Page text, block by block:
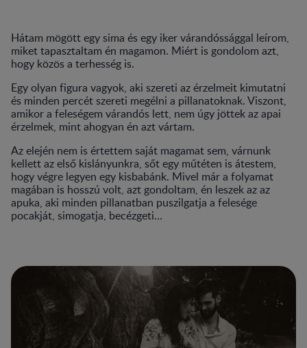
Hátam mögött egy sima és egy iker várandóssággal leírom,
miket tapasztaltam én magamon. Miért is gondolom azt,
hogy közös a terhesség is.
Egy olyan figura vagyok, aki szereti az érzelmeit kimutatni
és minden percét szereti megélni a pillanatoknak. Viszont,
amikor a feleségem várandós lett, nem úgy jöttek az apai
érzelmek, mint ahogyan én azt vártam.
Az elején nem is értettem saját magamat sem, várnunk
kellett az első kislányunkra, sőt egy műtéten is átestem,
hogy végre legyen egy kisbabánk. Mivel már a folyamat
magában is hosszú volt, azt gondoltam, én leszek az az
apuka, aki minden pillanatban puszilgatja a felesége
pocakját, simogatja, becézgeti…